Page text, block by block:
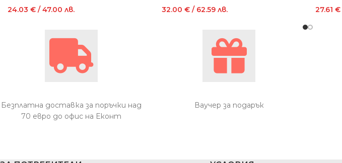
24.03 € / 47.00 лв. 32.00 €/ 62.59 лв. 27.61 €
Безплатна доставка за поръчки над
70 евро до офис на Еконт
Ваучер за подарък